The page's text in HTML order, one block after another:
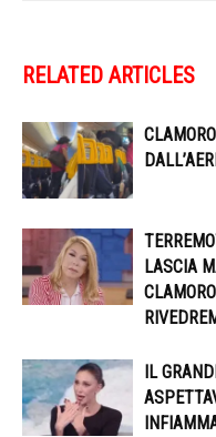
RELATED ARTICLES
LASCIA
IL